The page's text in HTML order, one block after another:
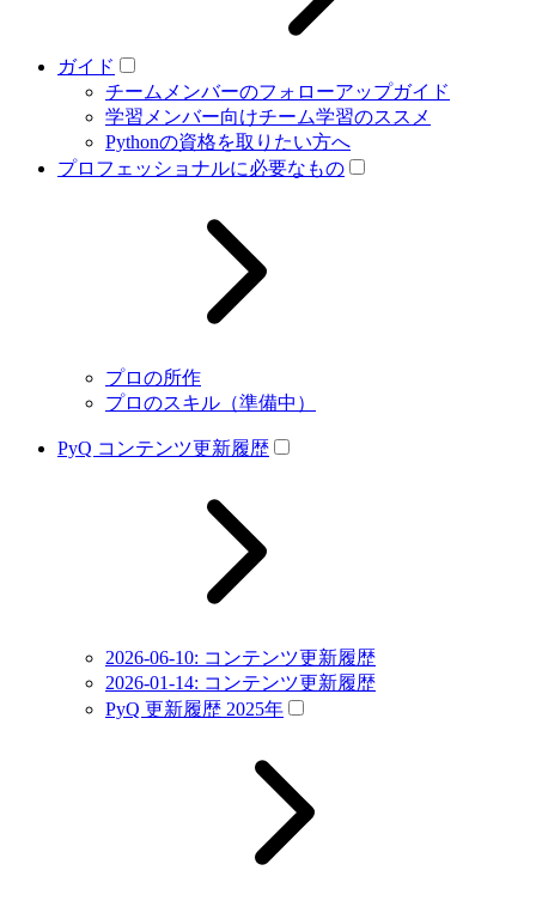
ガイド
チームメンバーのフォローアップガイド
学習メンバー向けチーム学習のススメ
Pythonの資格を取りたい方へ
プロフェッショナルに必要なもの
プロの所作
プロのスキル（準備中）
PyQ コンテンツ更新履歴
2026-06-10: コンテンツ更新履歴
2026-01-14: コンテンツ更新履歴
PyQ 更新履歴 2025年